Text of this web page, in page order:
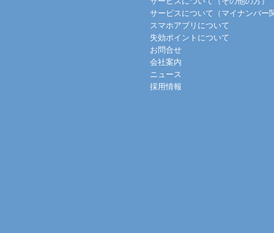
サービスについて（マイナンバー
スマホアプリについて
失効ポイントについて
お問合せ
会社案内
ニュース
採用情報